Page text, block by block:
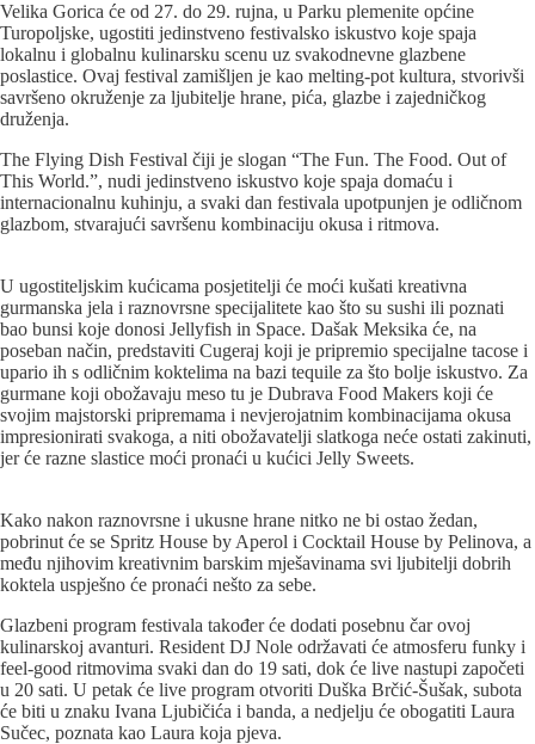
Velika Gorica će od 27. do 29. rujna, u Parku plemenite općine
Turopoljske, ugostiti jedinstveno festivalsko iskustvo koje spaja
lokalnu i globalnu kulinarsku scenu uz svakodnevne glazbene
poslastice. Ovaj festival zamišljen je kao melting-pot kultura, stvorivši
savršeno okruženje za ljubitelje hrane, pića, glazbe i zajedničkog
druženja.
The Flying Dish Festival čiji je slogan “The Fun. The Food. Out of
This World.”, nudi jedinstveno iskustvo koje spaja domaću i
internacionalnu kuhinju, a svaki dan festivala upotpunjen je odličnom
glazbom, stvarajući savršenu kombinaciju okusa i ritmova.
U ugostiteljskim kućicama posjetitelji će moći kušati kreativna
gurmanska jela i raznovrsne specijalitete kao što su sushi ili poznati
bao bunsi koje donosi Jellyfish in Space. Dašak Meksika će, na
poseban način, predstaviti Cugeraj koji je pripremio specijalne tacose i
upario ih s odličnim koktelima na bazi tequile za što bolje iskustvo. Za
gurmane koji obožavaju meso tu je Dubrava Food Makers koji će
svojim majstorski pripremama i nevjerojatnim kombinacijama okusa
impresionirati svakoga, a niti obožavatelji slatkoga neće ostati zakinuti,
jer će razne slastice moći pronaći u kućici Jelly Sweets.
Kako nakon raznovrsne i ukusne hrane nitko ne bi ostao žedan,
pobrinut će se Spritz House by Aperol i Cocktail House by Pelinova, a
među njihovim kreativnim barskim mješavinama svi ljubitelji dobrih
koktela uspješno će pronaći nešto za sebe.
Glazbeni program festivala također će dodati posebnu čar ovoj
kulinarskoj avanturi. Resident DJ Nole održavati će atmosferu funky i
feel-good ritmovima svaki dan do 19 sati, dok će live nastupi započeti
u 20 sati. U petak će live program otvoriti Duška Brčić-Šušak, subota
će biti u znaku Ivana Ljubičića i banda, a nedjelju će obogatiti Laura
Sučec, poznata kao Laura koja pjeva.